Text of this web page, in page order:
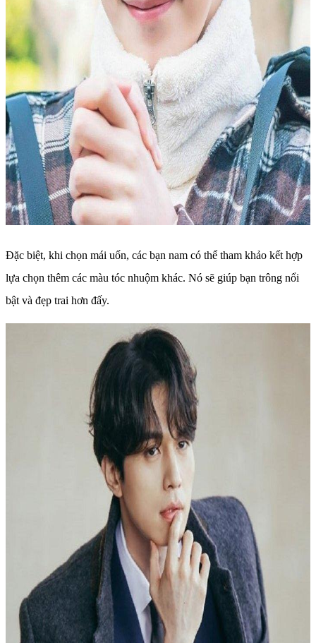
Đặc biệt, khi chọn mái uốn, các bạn nam có thể tham khảo kết hợp
lựa chọn thêm các màu tóc nhuộm khác. Nó sẽ giúp bạn trông nổi
bật và đẹp trai hơn đấy.